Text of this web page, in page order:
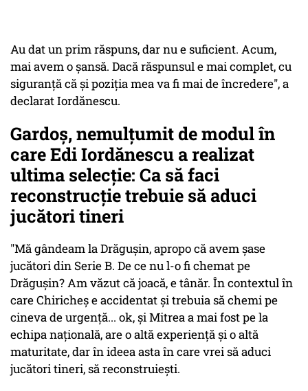
Au dat un prim răspuns, dar nu e suficient. Acum,
mai avem o șansă. Dacă răspunsul e mai complet, cu
siguranță că și poziția mea va fi mai de încredere", a
declarat Iordănescu.
Gardoș, nemulțumit de modul în
care Edi Iordănescu a realizat
ultima selecție: Ca să faci
reconstrucție trebuie să aduci
jucători tineri
"Mă gândeam la Drăgușin, apropo că avem șase
jucători din Serie B. De ce nu l-o fi chemat pe
Drăgușin? Am văzut că joacă, e tânăr. În contextul în
care Chiricheș e accidentat și trebuia să chemi pe
cineva de urgență... ok, și Mitrea a mai fost pe la
echipa națională, are o altă experiență și o altă
maturitate, dar în ideea asta în care vrei să aduci
jucători tineri, să reconstruiești.